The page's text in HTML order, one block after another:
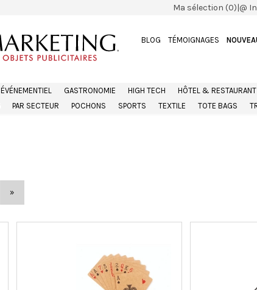
Ma sélection (0)|@
BLOG TÉMOIGNAGES
ÉVÉNEMENTIEL GASTRONOMIE HIGH TECH HÔTEL & RESTAURANT
PAR SECTEUR POCHONS SPORTS TEXTILE TOTE BAGS
»